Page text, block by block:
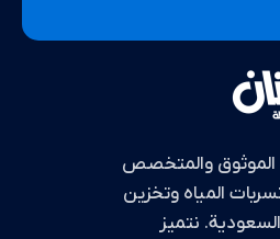
والمتخصص
المياه وتخزين
نتميز